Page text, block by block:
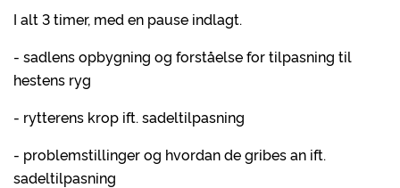
I alt 3 timer, med en pause indlagt.
- sadlens opbygning og forståelse for tilpasning til
hestens ryg
- rytterens krop ift. sadeltilpasning
- problemstillinger og hvordan de gribes an ift.
sadeltilpasning